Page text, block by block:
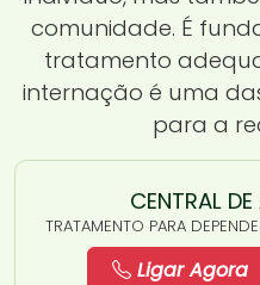
comunidade. É
tratamento
internação é uma
para a
CENTRAL
TRATAMENTO PARA
Ligar Agora